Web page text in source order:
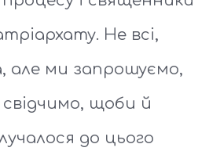
Не всі,
але ми запрошуємо,
щоби й
до цього